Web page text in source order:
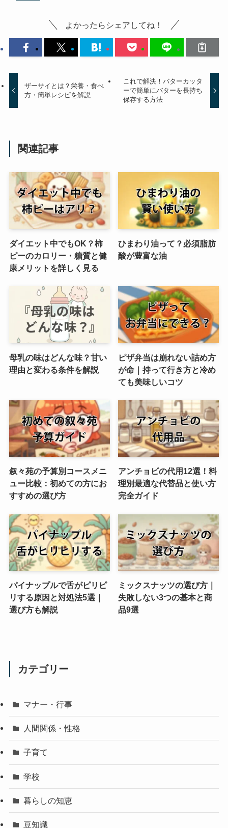
よかったらシェアしてね！
ザーサイとは？栄養・食べ
方・簡単レシピを解説
これで解決！バターカッタ
ーで簡単にバターを長持ち
保存する方法
関連記事
ダイエット中でもOK？柿
ピーのカロリー・糖質と健
康メリットを詳しく見る
ひまわり油って？必須脂肪
酸が豊富な油
母乳の味はどんな味？甘い
理由と変わる条件を解説
ピザ弁当は崩れない詰め方
が命｜持って行き方と冷め
ても美味しいコツ
叙々苑の予算別コースメニ
ュー比較：初めての方にお
すすめの選び方
アンチョビの代用12選！料
理別最適な代替品と使い方
完全ガイド
パイナップルで舌がピリピ
リする原因と対処法5選｜
選び方も解説
ミックスナッツの選び方｜
失敗しない3つの基本と商
品9選
カテゴリー
マナー・行事
人間関係・性格
子育て
学校
暮らしの知恵
豆知識